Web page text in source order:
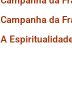
Campanha da
A